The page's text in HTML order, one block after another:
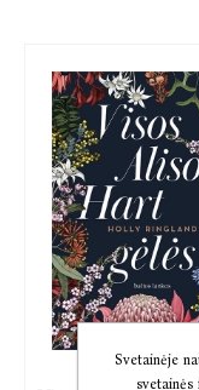
Svetainėje